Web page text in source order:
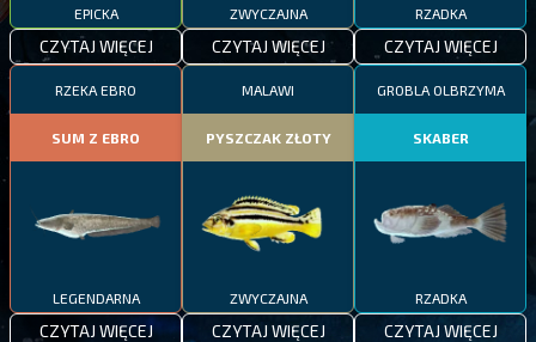
EPICKA
CZYTAJ WIĘCEJ
ZWYCZAJNA
CZYTAJ WIĘCEJ
RZADKA
CZYTAJ WIĘCEJ
RZEKA EBRO
SUM Z EBRO
LEGENDARNA
CZYTAJ WIĘCEJ
MALAWI
PYSZCZAK ZŁOTY
ZWYCZAJNA
CZYTAJ WIĘCEJ
GROBLA OLBRZYMA
SKABER
RZADKA
CZYTAJ WIĘCEJ